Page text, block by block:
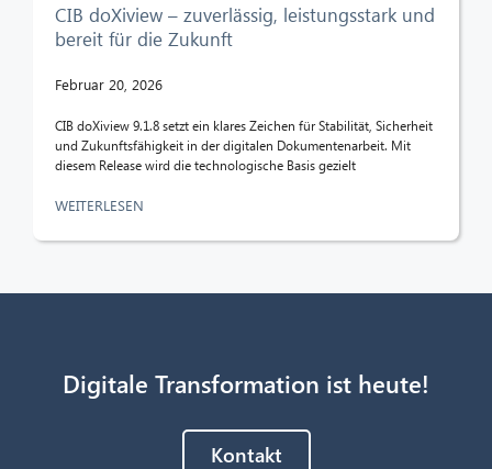
CIB doXiview – zuverlässig, leistungsstark und
bereit für die Zukunft
Februar 20, 2026
CIB doXiview 9.1.8 setzt ein klares Zeichen für Stabilität, Sicherheit
und Zukunftsfähigkeit in der digitalen Dokumentenarbeit. Mit
diesem Release wird die technologische Basis gezielt
WEITERLESEN
Digitale Transformation ist heute!
Kontakt